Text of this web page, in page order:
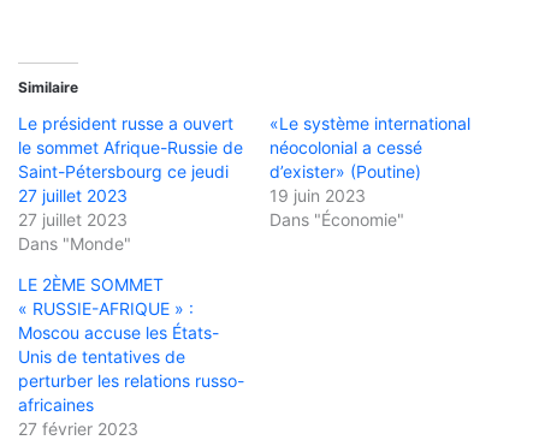
Similaire
Le président russe a ouvert
le sommet Afrique-Russie de
Saint-Pétersbourg ce jeudi
27 juillet 2023
27 juillet 2023
Dans "Monde"
«Le système international
néocolonial a cessé
d’exister» (Poutine)
19 juin 2023
Dans "Économie"
LE 2ÈME SOMMET
« RUSSIE-AFRIQUE » :
Moscou accuse les États-
Unis de tentatives de
perturber les relations russo-
africaines
27 février 2023